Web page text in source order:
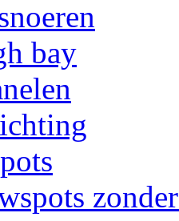
bay